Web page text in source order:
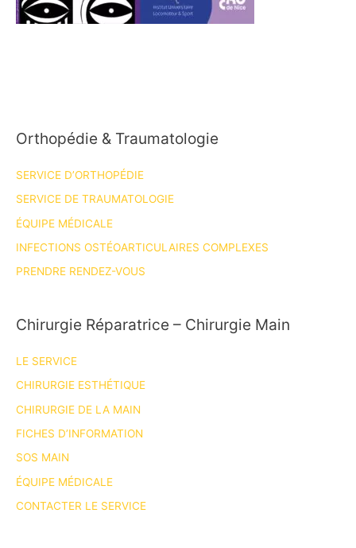
Orthopédie & Traumatologie
SERVICE D’ORTHOPÉDIE
SERVICE DE TRAUMATOLOGIE
ÉQUIPE MÉDICALE
INFECTIONS OSTÉOARTICULAIRES COMPLEXES
PRENDRE RENDEZ-VOUS
Chirurgie Réparatrice – Chirurgie Main
LE SERVICE
CHIRURGIE ESTHÉTIQUE
CHIRURGIE DE LA MAIN
FICHES D’INFORMATION
SOS MAIN
ÉQUIPE MÉDICALE
CONTACTER LE SERVICE